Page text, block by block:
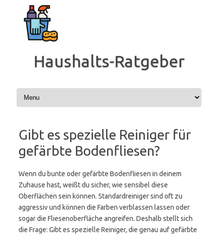
Inhalt
springen
Haushalts-Ratgeber
Gibt es spezielle Reiniger für
gefärbte Bodenfliesen?
Wenn du bunte oder gefärbte Bodenfliesen in deinem
Zuhause hast, weißt du sicher, wie sensibel diese
Oberflächen sein können. Standardreiniger sind oft zu
aggressiv und können die Farben verblassen lassen oder
sogar die Fliesenoberfläche angreifen. Deshalb stellt sich
die Frage: Gibt es spezielle Reiniger, die genau auf gefärbte